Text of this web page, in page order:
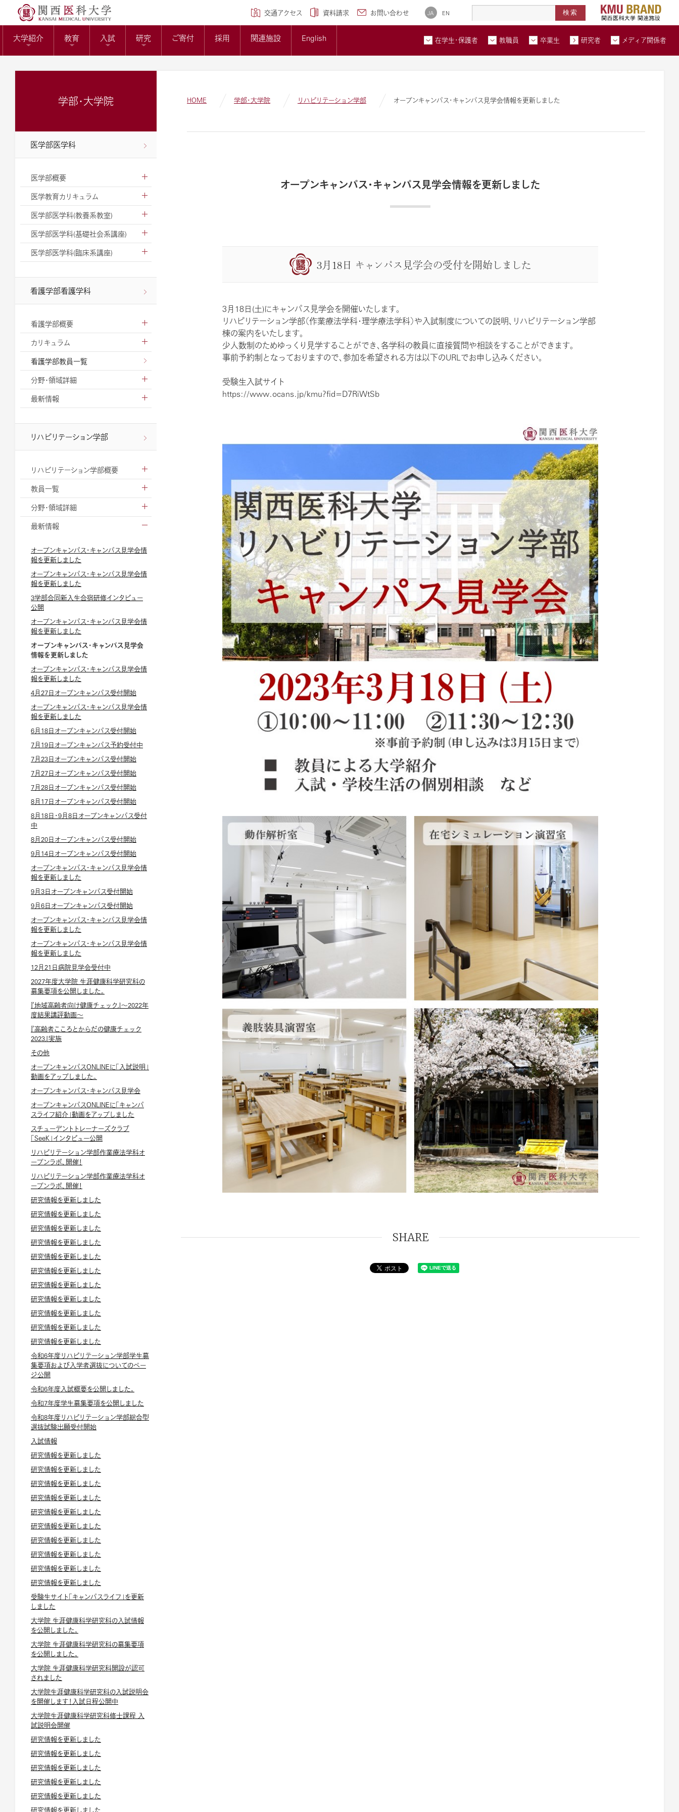
交通アクセス 資料請求 お問い合わせ JA EN
大学紹介 教育 入試 研究 ご寄付 採用 関連施設 English 在学生・保護者 教職員 卒業生 研究者 メディア関係者
役員報酬の支給基準について
ガバナンスコード
広報誌
大学概要
北河内メディカルネットワーク
教育センター
KMUバイオバンクセンター 高度医療人材養成拠点形成事業
在学生・保護者トップページへ
教職員トップページへ
卒業生トップページへ
学部・大学院
医学部医学科
医学部概要
医学教育カリキュラム
医学部医学科(教養系教室)
医学部医学科(基礎社会系講座)
医学部医学科(臨床系講座)
看護学部看護学科
看護学部概要
カリキュラム
看護学部教員一覧
分野・領域詳細
最新情報
リハビリテーション学部
リハビリテーション学部概要
教員一覧
分野・領域詳細
最新情報
オープンキャンパス・キャンパス見学会情
報を更新しました
オープンキャンパス・キャンパス見学会情
報を更新しました
3学部合同新入生合宿研修インタビュー
公開
オープンキャンパス・キャンパス見学会情
報を更新しました
オープンキャンパス・キャンパス見学会
情報を更新しました
オープンキャンパス・キャンパス見学会情
報を更新しました
4月27日オープンキャンパス受付開始
オープンキャンパス・キャンパス見学会情
報を更新しました
6月18日オープンキャンパス受付開始
7月19日オープンキャンパス予約受付中
7月23日オープンキャンパス受付開始
7月27日オープンキャンパス受付開始
7月28日オープンキャンパス受付開始
8月17日オープンキャンパス受付開始
8月18日・9月8日オープンキャンパス受付
中
8月20日オープンキャンパス受付開始
9月14日オープンキャンパス受付開始
オープンキャンパス・キャンパス見学会情
報を更新しました
9月3日オープンキャンパス受付開始
9月6日オープンキャンパス受付開始
オープンキャンパス・キャンパス見学会情
報を更新しました
オープンキャンパス・キャンパス見学会情
報を更新しました
12月21日病院見学会受付中
2027年度大学院 生涯健康科学研究科の
募集要項を公開しました。
『地域高齢者向け健康チェック』～2022年
度結果講評動画～
『高齢者こころとからだの健康チェック
2023』実施
その他
オープンキャンパスONLINEに「入試説明」
動画をアップしました。
オープンキャンパス・キャンパス見学会
オープンキャンパスONLINEに「キャンパ
スライフ紹介」動画をアップしました
スチューデントトレーナーズクラブ
「SeeK」インタビュー公開
リハビリテーション学部作業療法学科オ
ープンラボ、開催！
リハビリテーション学部作業療法学科オ
ープンラボ、開催！
研究情報を更新しました
研究情報を更新しました
研究情報を更新しました
研究情報を更新しました
研究情報を更新しました
研究情報を更新しました
研究情報を更新しました
研究情報を更新しました
研究情報を更新しました
研究情報を更新しました
研究情報を更新しました
令和6年度リハビリテーション学部学生募
集要項および入学者選抜についてのペー
ジ公開
令和6年度入試概要を公開しました。
令和7年度学生募集要項を公開しました
令和8年度リハビリテーション学部総合型
選抜試験出願受付開始
入試情報
研究情報を更新しました
研究情報を更新しました
研究情報を更新しました
研究情報を更新しました
研究情報を更新しました
研究情報を更新しました
研究情報を更新しました
研究情報を更新しました
研究情報を更新しました
研究情報を更新しました
受験生サイト「キャンパスライフ」を更新
しました
大学院 生涯健康科学研究科の入試情報
を公開しました。
大学院 生涯健康科学研究科の募集要項
を公開しました。
大学院 生涯健康科学研究科開設が認可
されました
大学院生涯健康科学研究科の入試説明会
を開催します！入試日程公開中
大学院生涯健康科学研究科修士課程 入
試説明会開催
研究情報を更新しました
研究情報を更新しました
研究情報を更新しました
研究情報を更新しました
研究情報を更新しました
研究情報を更新しました
HOME 学部・大学院 リハビリテーション学部 オープンキャンパス・キャンパス見学会情報を更新しました
オープンキャンパス・キャンパス見学会情報を更新しました
3月18日 キャンパス見学会の受付を開始しました
3月18日(土)にキャンパス見学会を開催いたします。
リハビリテーション学部（作業療法学科・理学療法学科）や入試制度についての説明、リハビリテーション学部
棟の案内をいたします。
少人数制のためゆっくり見学することができ、各学科の教員に直接質問や相談をすることができます。
事前予約制となっておりますので、参加を希望される方は以下のURLでお申し込みください。
受験生入試サイト
https://www.ocans.jp/kmu?fid=D7RiWtSb
SHARE